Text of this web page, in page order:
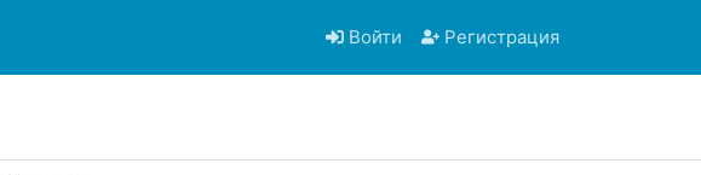
Войти Регистрация